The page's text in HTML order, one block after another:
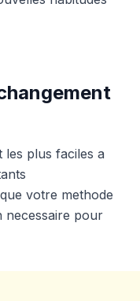
les plus faciles a
votre methode
necessaire pour